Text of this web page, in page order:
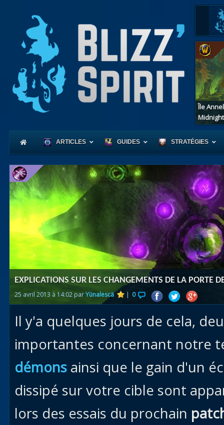
Île
Midnight
ARTICLES GUIDES
Coeur
Races
alliées
des îles
le vol
Uldum
Val
STRATÉGIES
EXPLICATIONS SUR LES CHANGEMENTS DE LA PORTE
25 avril 2013 à 14:02 parYünalescä | 0
Il y'a quelques jours de cela,
importantes concernant notre
démons ainsi que le gain d'un
dissipé sur votre cible sont
lors des essais du prochain